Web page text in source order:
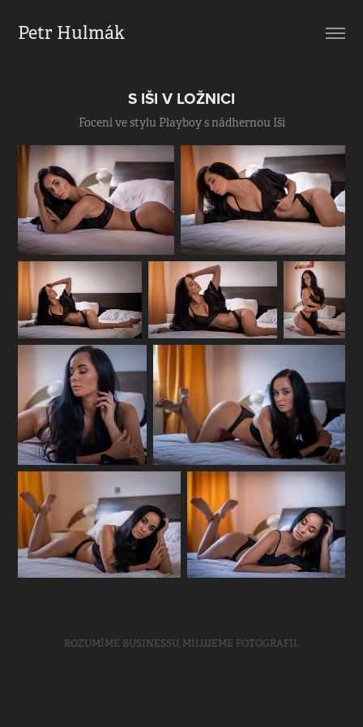
Petr Hulmák
S IŠI V LOŽNICI
Focení ve stylu Playboy s nádhernou Iši
ROZUMÍME BUSINESSU, MILUJEME FOTOGRAFII.